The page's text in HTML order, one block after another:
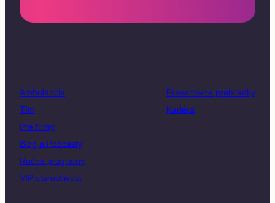
Ambulancie
Tím
Pre firmy
Blog a Podcasty
Ročné programy
VIP starostlivosť
Preventívne prehliadky
Kariéra